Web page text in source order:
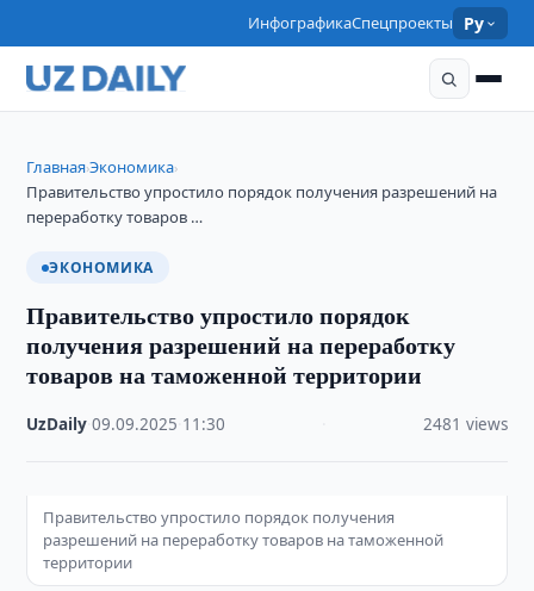
ИнфографикаСпецпроекты Ру
Главная›Экономика›
Правительство упростило порядок получения разрешений на
переработку товаров …
ЭКОНОМИКА
Правительство упростило порядок
получения разрешений на переработку
товаров на таможенной территории
UzDaily ·09.09.2025 11:30 2481 views
Правительство упростило порядок получения
разрешений на переработку товаров на таможенной
территории